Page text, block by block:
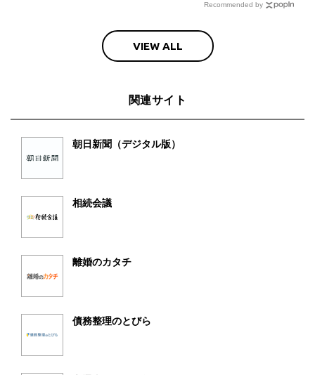
Recommended by
VIEW ALL
関連サイト
朝日新聞（デジタル版）
相続会議
離婚のカタチ
債務整理のとびら